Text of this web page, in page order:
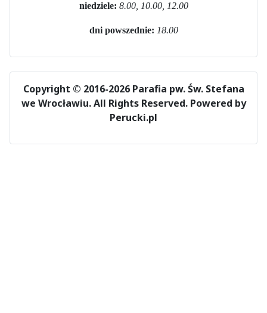
niedziele: 8.00, 10.00, 12.00
dni powszednie: 18.00
Copyright © 2016-2026 Parafia pw. Św. Stefana
we Wrocławiu. All Rights Reserved. Powered by
Perucki.pl